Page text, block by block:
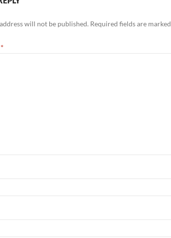
will not be published. Required fields are marked
*